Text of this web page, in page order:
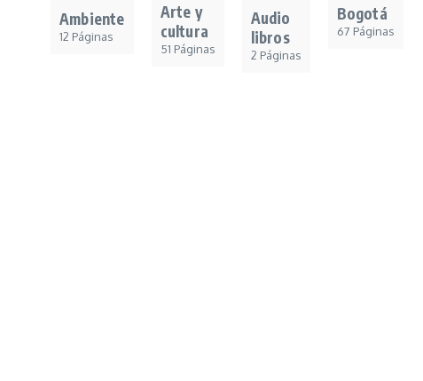
Ambiente
12 Páginas
Arte y
cultura
51 Páginas
Audio
libros
2 Páginas
Bogotá
67 Páginas